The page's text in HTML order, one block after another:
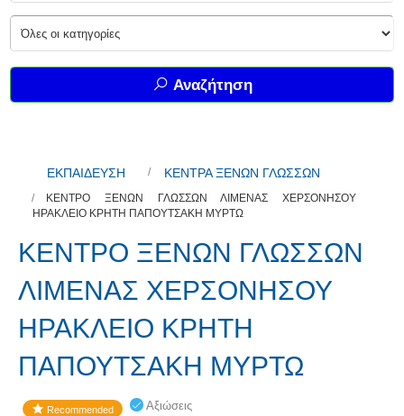
Αναζήτηση
ΕΚΠΑΙΔΕΥΣΗ ΚΕΝΤΡΑ ΞΕΝΩΝ ΓΛΩΣΣΩΝ
ΚΕΝΤΡΟ ΞΕΝΩΝ ΓΛΩΣΣΩΝ ΛΙΜΕΝΑΣ ΧΕΡΣΟΝΗΣΟΥ
ΗΡΑΚΛΕΙΟ ΚΡΗΤΗ ΠΑΠΟΥΤΣΑΚΗ ΜΥΡΤΩ
ΚΕΝΤΡΟ ΞΕΝΩΝ ΓΛΩΣΣΩΝ
ΛΙΜΕΝΑΣ ΧΕΡΣΟΝΗΣΟΥ
ΗΡΑΚΛΕΙΟ ΚΡΗΤΗ
ΠΑΠΟΥΤΣΑΚΗ ΜΥΡΤΩ
Recommended Αξιώσεις